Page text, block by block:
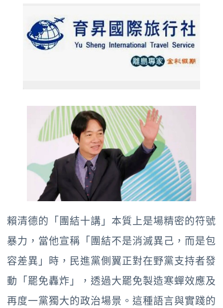
賴清德的「團結十講」本質上是場精密的符號
暴力，當他宣稱「團結不是消滅異己，而是包
容差異」時，民進黨側翼正對在野黨支持者發
動「罷免轟炸」，透過大罷免製造寒蟬效應及
再度一黨獨大的政治場景。這種語言與實踐的